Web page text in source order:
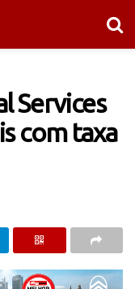
Services
com taxa